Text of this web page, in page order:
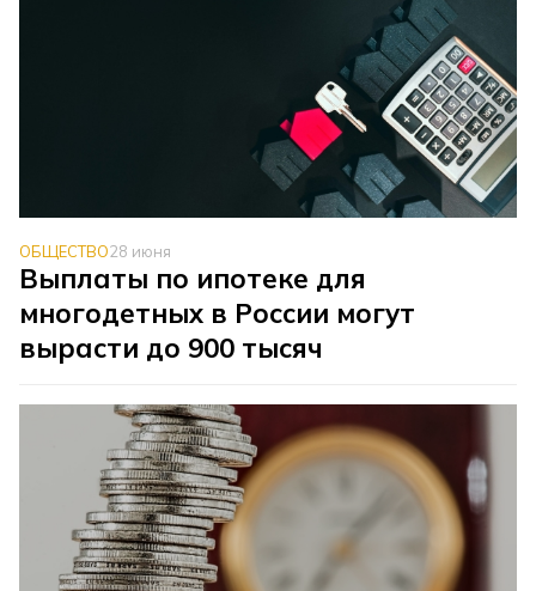
ОБЩЕСТВО28 июня
Выплаты по ипотеке для
многодетных в России могут
вырасти до 900 тысяч